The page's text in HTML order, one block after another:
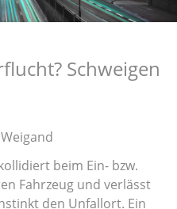
Schweigen
beim Ein- bzw.
Fahrzeug und verlässt
den Unfallort. Ein